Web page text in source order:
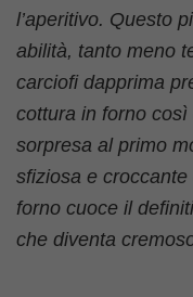
l’aperitivo. Questo
abilità, tanto meno
carciofi dapprima
cottura in forno
sorpresa al primo
sfiziosa e
forno cuoce il
che diventa